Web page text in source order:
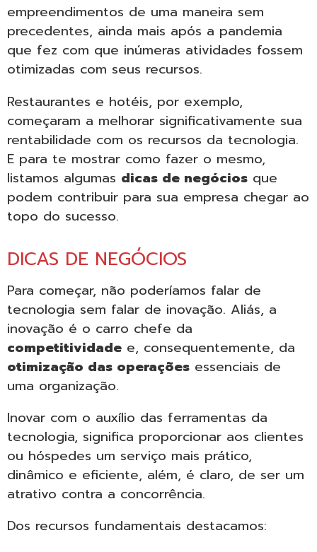
empreendimentos de uma maneira sem
precedentes, ainda mais após a pandemia
que fez com que inúmeras atividades fossem
otimizadas com seus recursos.
Restaurantes e hotéis, por exemplo,
começaram a melhorar significativamente sua
rentabilidade com os recursos da tecnologia.
E para te mostrar como fazer o mesmo,
listamos algumas dicas de negócios que
podem contribuir para sua empresa chegar ao
topo do sucesso.
DICAS DE NEGÓCIOS
Para começar, não poderíamos falar de
tecnologia sem falar de inovação. Aliás, a
inovação é o carro chefe da
competitividade e, consequentemente, da
otimização das operações essenciais de
uma organização.
Inovar com o auxílio das ferramentas da
tecnologia, significa proporcionar aos clientes
ou hóspedes um serviço mais prático,
dinâmico e eficiente, além, é claro, de ser um
atrativo contra a concorrência.
Dos recursos fundamentais destacamos: